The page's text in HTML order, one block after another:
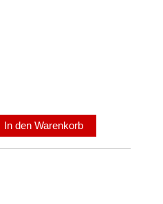
In den Warenkorb